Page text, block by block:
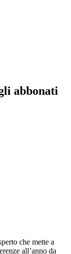
abbonati
che mette a
all’anno da